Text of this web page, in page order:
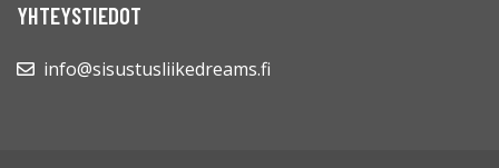
YHTEYSTIEDOT
info@sisustusliikedreams.fi